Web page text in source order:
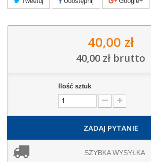
40,00 zł
40,00 zł brutto
Ilość sztuk
ZADAJ PYTANIE
SZYBKA WYSYŁKA